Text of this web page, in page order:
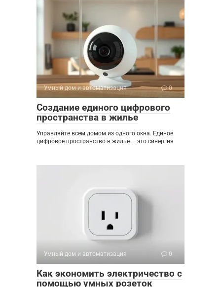
Умный дом и автоматизация 0
Создание единого цифрового
пространства в жилье
Управляйте всем домом из одного окна. Единое
цифровое пространство в жилье — это синергия
Умный дом и автоматизация 0
Как экономить электричество с
помощью умных розеток